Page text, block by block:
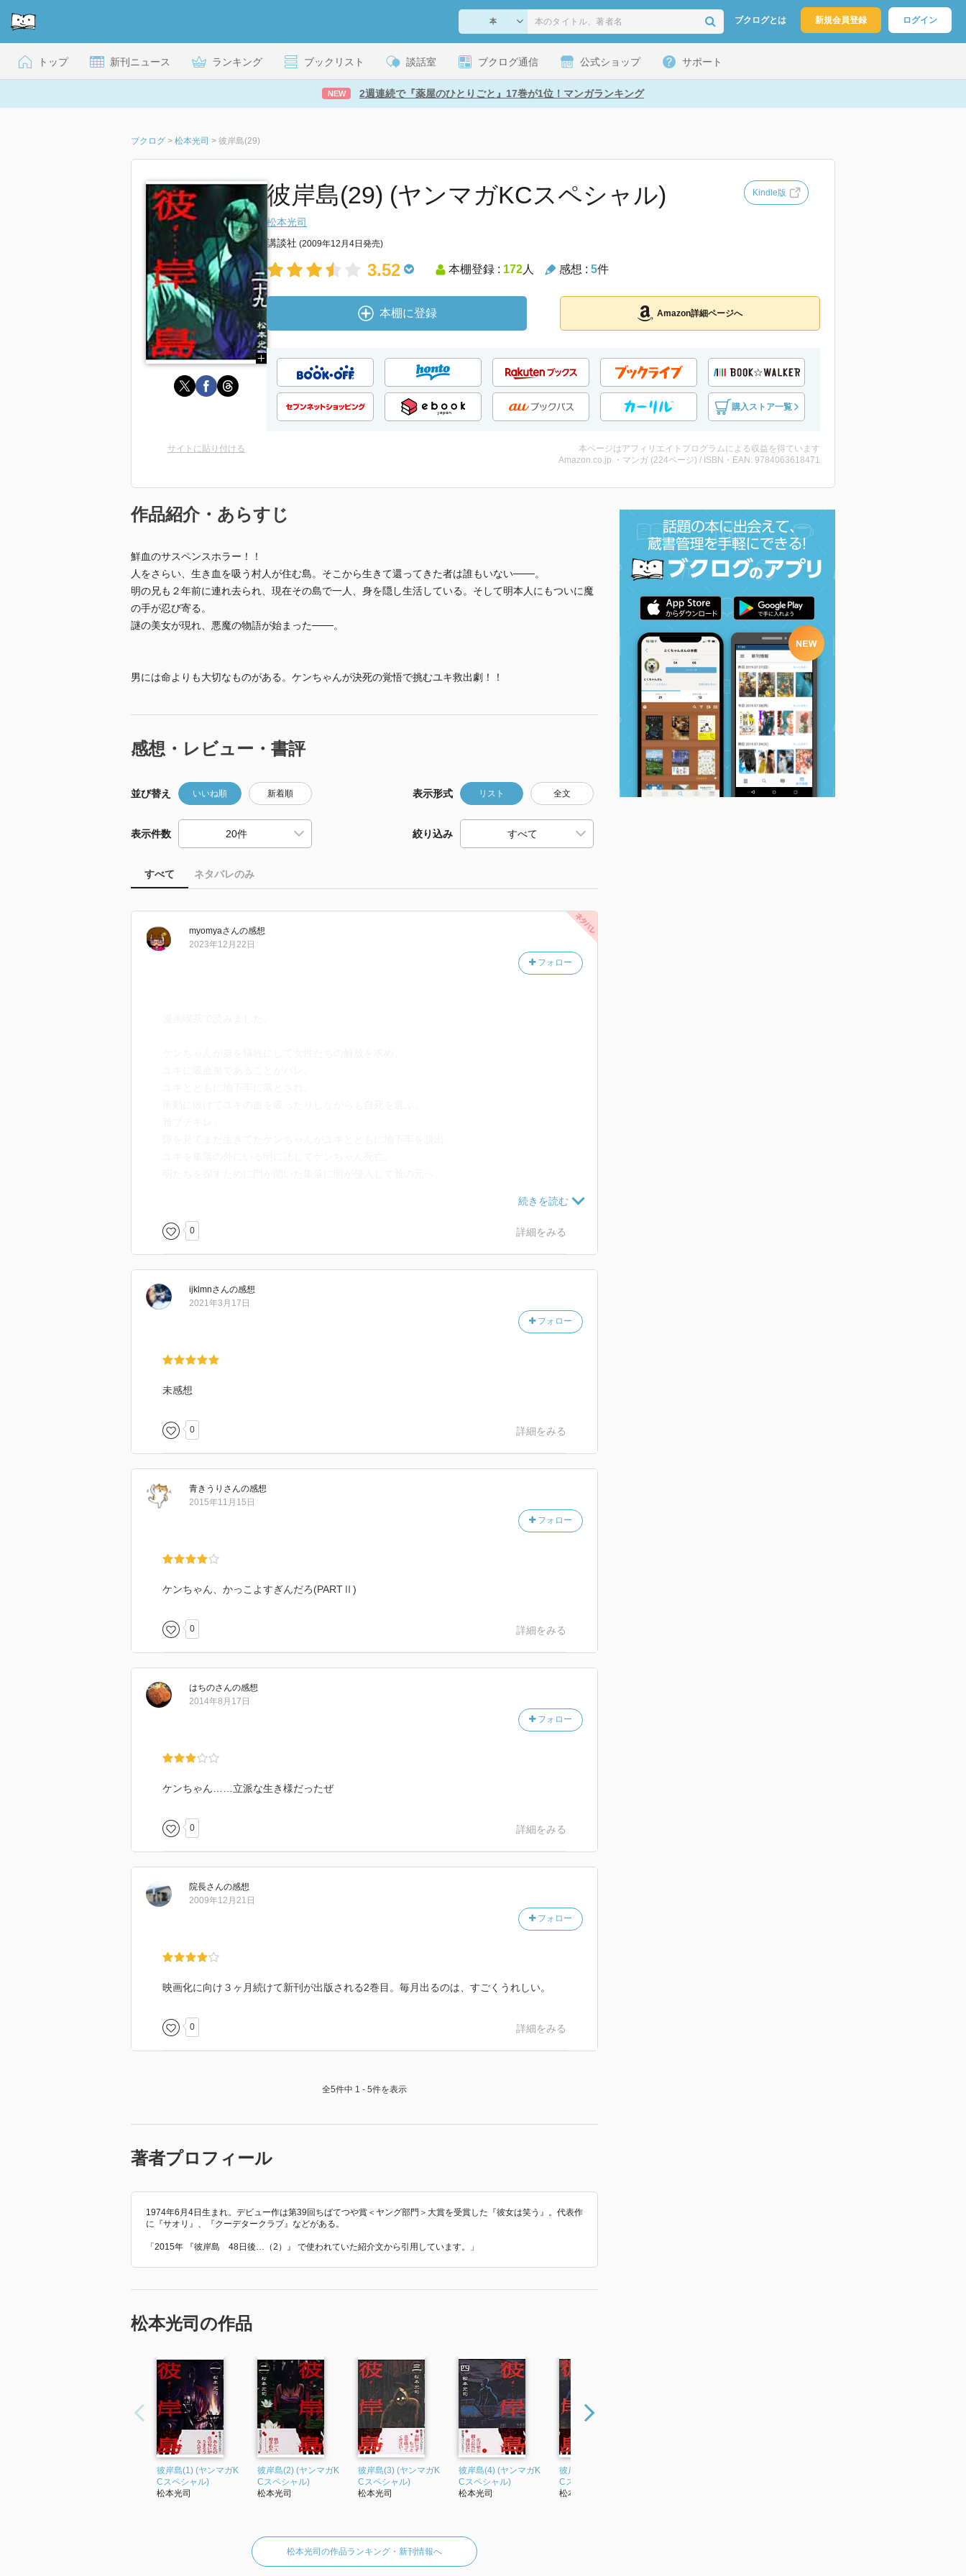
ブクログとは 新規会員登録 ログイン
トップ 新刊ニュース ランキング ブックリスト 談話室 ブクログ通信 公式ショップ サポート
NEW 2週連続で『薬屋のひとりごと』17巻が1位！マンガランキング
ブクログ > 松本光司 > 彼岸島(29)
彼岸島(29) (ヤンマガKCスペシャル) Kindle版
松本光司
講談社 (2009年12月4日発売)
3.52 本棚登録 : 172人 感想 : 5件
本棚に登録 Amazon詳細ページへ
購入ストア一覧
サイトに貼り付ける
本ページはアフィリエイトプログラムによる収益を得ています
Amazon.co.jp ・マンガ (224ページ) / ISBN・EAN: 9784063618471
作品紹介・あらすじ
鮮血のサスペンスホラー！！
人をさらい、生き血を吸う村人が住む島。そこから生きて還ってきた者は誰もいない───。
明の兄も２年前に連れ去られ、現在その島で一人、身を隠し生活している。そして明本人にもついに魔
の手が忍び寄る。
謎の美女が現れ、悪魔の物語が始まった───。
男には命よりも大切なものがある。ケンちゃんが決死の覚悟で挑むユキ救出劇！！
感想・レビュー・書評
並び替え いいね順 新着順 表示形式 リスト 全文
表示件数 絞り込み
すべて ネタバレのみ
myomyaさんの感想
フォロー
2023年12月22日
篤はあの高さから明を庇って落ちて内臓が破裂したのに・・・ケンちゃんは内臓が強いん
だろうか。
ユキは両腕縛られてるし、ケンちゃんが庇わなかったら死んでただろう。
うか？
意外と牢屋が大きいから、奥に逃げれば捕まらなかったように見えてしまう。
てっきりユキの月のモノが始まって吸血衝動に敗けるのかと思ったよ。
しかも深く切りすぎ。
擬音は描き直されているみたいだけど、絵は同じ。
壁登ってるときにケンちゃんが庇ってるけど、ユキは肩に怪我してるのに、あんなに血を
てきてるのか。
---
吸血鬼の大ボス。
人間相手でも約束は守る。
したりする。
明の幼馴染でユキの彼氏。
ケンちゃんのこと。
５月１２日死亡。
実の父親は既におらず（他界したのかは不明）母親が結婚と離婚を繰り返してるらしい。
父親は魚屋の息子なんだけど、いまの父親の店なのか、母親の店なのかどっちなんだろ
いまの父親の店だとすると連れ子に継がせる気満々な父親なワケで、居場所がないなんて
護衛隊長：
明に１０人の部下を仕向けるもアッサリ全滅して明を雅の元に案内する羽目に。
瞬殺される。
権蔵：
護衛隊長が鬼使いの邪鬼なのかと思ったけど、単にデカいだけの吸血鬼なのかな。
たぶん石田のことだと思う。
瞬殺される。
0 詳細をみる
ijklmnさんの感想
フォロー
2021年3月17日
未感想
0 詳細をみる
青きうり さんの感想
フォロー
2015年11月15日
ケンちゃん、かっこよすぎんだろ(PARTⅡ)
0 詳細をみる
はちのさんの感想
フォロー
2014年8月17日
ケンちゃん……立派な生き様だったぜ
0 詳細をみる
院長さんの感想
フォロー
2009年12月21日
映画化に向け３ヶ月続けて新刊が出版される2巻目。毎月出るのは、すごくうれしい。
0 詳細をみる
全5件中 1 - 5件を表示
著者プロフィール
1974年6月4日生まれ。デビュー作は第39回ちばてつや賞＜ヤング部門＞大賞を受賞した『彼女は笑う』。代表作
に『サオリ』、『クーデタークラブ』などがある。
「2015年 『彼岸島 48日後…（2）』 で使われていた紹介文から引用しています。」
松本光司の作品
彼岸島(1) (ヤンマガK
Cスペシャル)
松本光司
彼岸島(2) (ヤンマガK
Cスペシャル)
松本光司
彼岸島(3) (ヤンマガK
Cスペシャル)
松本光司
彼岸島(4) (ヤンマガK
Cスペシャル)
松本光司
彼岸島(5) (ヤンマガK
Cスペシャル)
松本光司
松本光司の作品ランキング・新刊情報へ